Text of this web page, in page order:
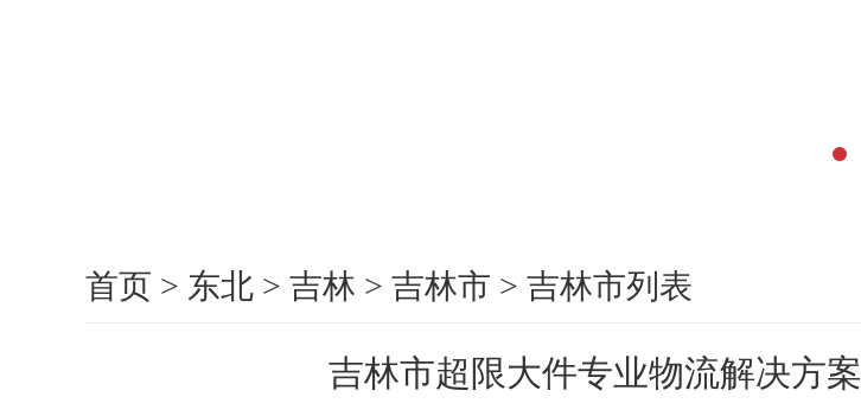
首页 > 东北 > 吉林 > 吉林市 > 吉林市列表
吉林市超限大件专业物流解决方案